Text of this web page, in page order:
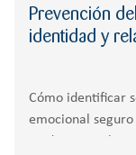
Prevención
identidad y
Cómo identificar
emocional